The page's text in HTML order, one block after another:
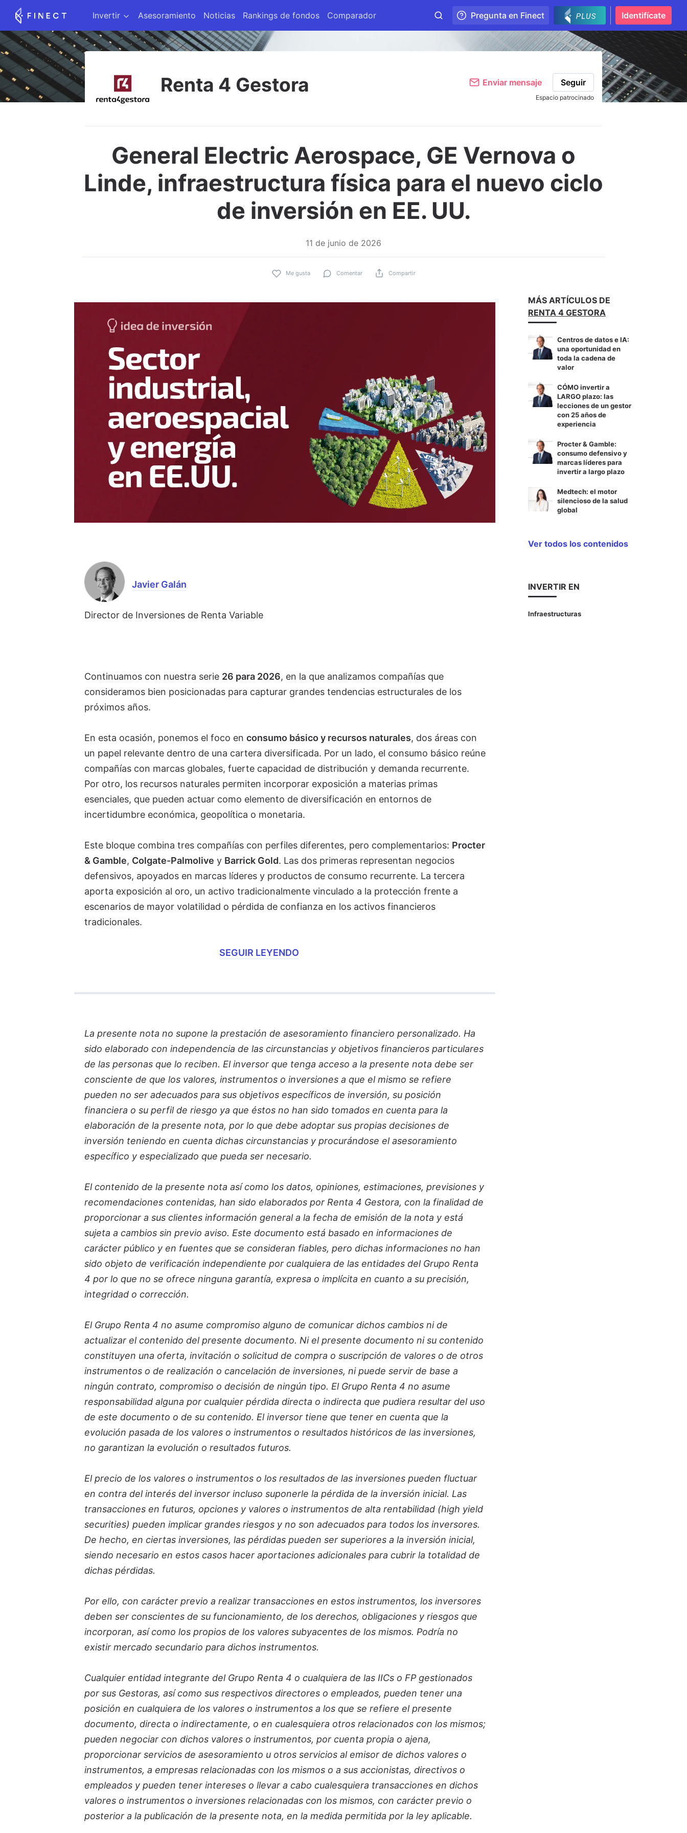
Invertir Asesoramiento Noticias Rankings de fondos Comparador Pregunta en Finect Identifícate
Renta 4 Gestora Enviar mensaje Seguir
Espacio patrocinado
General Electric Aerospace, GE Vernova o
Linde, infraestructura física para el nuevo ciclo
de inversión en EE. UU.
11 de junio de 2026
Me gusta Comentar Compartir
Javier Galán
Director de Inversiones de Renta Variable
Continuamos con nuestra serie 26 para 2026, en la que analizamos compañías que
consideramos bien posicionadas para capturar grandes tendencias estructurales de los
próximos años.
En esta ocasión, ponemos el foco en consumo básico y recursos naturales, dos áreas con
un papel relevante dentro de una cartera diversificada. Por un lado, el consumo básico reúne
compañías con marcas globales, fuerte capacidad de distribución y demanda recurrente.
Por otro, los recursos naturales permiten incorporar exposición a materias primas
esenciales, que pueden actuar como elemento de diversificación en entornos de
incertidumbre económica, geopolítica o monetaria.
Este bloque combina tres compañías con perfiles diferentes, pero complementarios: Procter
& Gamble, Colgate-Palmolive y Barrick Gold. Las dos primeras representan negocios
defensivos, apoyados en marcas líderes y productos de consumo recurrente. La tercera
aporta exposición al oro, un activo tradicionalmente vinculado a la protección frente a
escenarios de mayor volatilidad o pérdida de confianza en los activos financieros
tradicionales.
SEGUIR LEYENDO
La presente nota no supone la prestación de asesoramiento financiero personalizado. Ha
sido elaborado con independencia de las circunstancias y objetivos financieros particulares
de las personas que lo reciben. El inversor que tenga acceso a la presente nota debe ser
consciente de que los valores, instrumentos o inversiones a que el mismo se refiere
pueden no ser adecuados para sus objetivos específicos de inversión, su posición
financiera o su perfil de riesgo ya que éstos no han sido tomados en cuenta para la
elaboración de la presente nota, por lo que debe adoptar sus propias decisiones de
inversión teniendo en cuenta dichas circunstancias y procurándose el asesoramiento
específico y especializado que pueda ser necesario.
El contenido de la presente nota así como los datos, opiniones, estimaciones, previsiones y
recomendaciones contenidas, han sido elaborados por Renta 4 Gestora, con la finalidad de
proporcionar a sus clientes información general a la fecha de emisión de la nota y está
sujeta a cambios sin previo aviso. Este documento está basado en informaciones de
carácter público y en fuentes que se consideran fiables, pero dichas informaciones no han
sido objeto de verificación independiente por cualquiera de las entidades del Grupo Renta
4 por lo que no se ofrece ninguna garantía, expresa o implícita en cuanto a su precisión,
integridad o corrección.
El Grupo Renta 4 no asume compromiso alguno de comunicar dichos cambios ni de
actualizar el contenido del presente documento. Ni el presente documento ni su contenido
constituyen una oferta, invitación o solicitud de compra o suscripción de valores o de otros
instrumentos o de realización o cancelación de inversiones, ni puede servir de base a
ningún contrato, compromiso o decisión de ningún tipo. El Grupo Renta 4 no asume
responsabilidad alguna por cualquier pérdida directa o indirecta que pudiera resultar del uso
de este documento o de su contenido. El inversor tiene que tener en cuenta que la
evolución pasada de los valores o instrumentos o resultados históricos de las inversiones,
no garantizan la evolución o resultados futuros.
El precio de los valores o instrumentos o los resultados de las inversiones pueden fluctuar
en contra del interés del inversor incluso suponerle la pérdida de la inversión inicial. Las
transacciones en futuros, opciones y valores o instrumentos de alta rentabilidad (high yield
securities) pueden implicar grandes riesgos y no son adecuados para todos los inversores.
De hecho, en ciertas inversiones, las pérdidas pueden ser superiores a la inversión inicial,
siendo necesario en estos casos hacer aportaciones adicionales para cubrir la totalidad de
dichas pérdidas.
Por ello, con carácter previo a realizar transacciones en estos instrumentos, los inversores
deben ser conscientes de su funcionamiento, de los derechos, obligaciones y riesgos que
incorporan, así como los propios de los valores subyacentes de los mismos. Podría no
existir mercado secundario para dichos instrumentos.
Cualquier entidad integrante del Grupo Renta 4 o cualquiera de las IICs o FP gestionados
por sus Gestoras, así como sus respectivos directores o empleados, pueden tener una
posición en cualquiera de los valores o instrumentos a los que se refiere el presente
documento, directa o indirectamente, o en cualesquiera otros relacionados con los mismos;
pueden negociar con dichos valores o instrumentos, por cuenta propia o ajena,
proporcionar servicios de asesoramiento u otros servicios al emisor de dichos valores o
instrumentos, a empresas relacionadas con los mismos o a sus accionistas, directivos o
empleados y pueden tener intereses o llevar a cabo cualesquiera transacciones en dichos
valores o instrumentos o inversiones relacionadas con los mismos, con carácter previo o
posterior a la publicación de la presente nota, en la medida permitida por la ley aplicable.
MÁS ARTÍCULOS DE
RENTA 4 GESTORA
Centros de datos e IA:
una oportunidad en
toda la cadena de
valor
CÓMO invertir a
LARGO plazo: las
lecciones de un gestor
con 25 años de
experiencia
Procter & Gamble:
consumo defensivo y
marcas líderes para
invertir a largo plazo
Medtech: el motor
silencioso de la salud
global
Ver todos los contenidos
INVERTIR EN
Infraestructuras